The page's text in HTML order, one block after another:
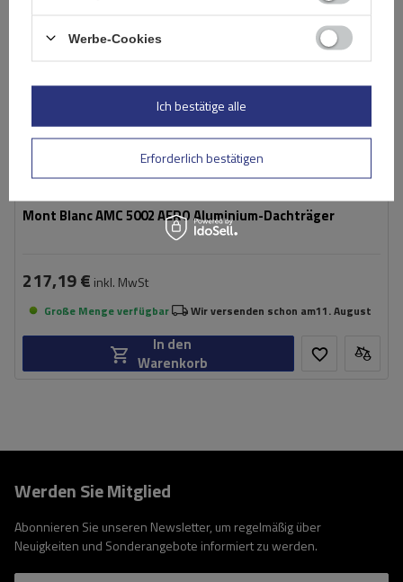
Mont Blanc AMC 5002 AERO Aluminium-Dachträger
217,19 € inkl. MwSt
Große Menge verfügbar Wir versenden schon am11. August
In den
Warenkorb
Werden Sie Mitglied
Abonnieren Sie unseren Newsletter, um regelmäßig über
Neuigkeiten und Sonderangebote informiert zu werden.
Werbe-Cookies
Erforderlich bestätigen
Ich bestätige alle